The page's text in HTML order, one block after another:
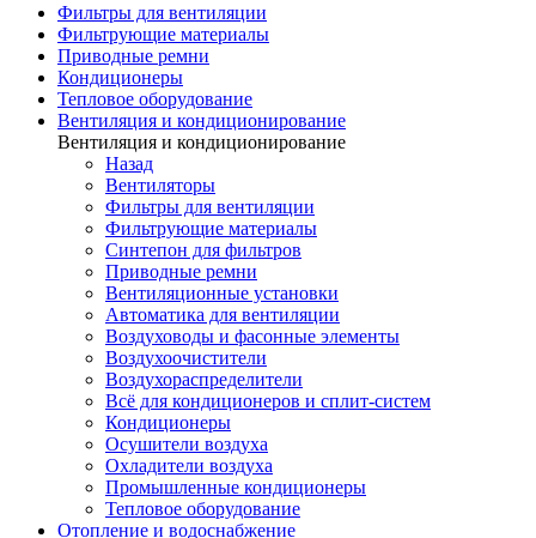
Фильтры для вентиляции
Фильтрующие материалы
Приводные ремни
Кондиционеры
Тепловое оборудование
Вентиляция и кондиционирование
Вентиляция и кондиционирование
Назад
Вентиляторы
Фильтры для вентиляции
Фильтрующие материалы
Синтепон для фильтров
Приводные ремни
Вентиляционные установки
Автоматика для вентиляции
Воздуховоды и фасонные элементы
Воздухоочистители
Воздухораспределители
Всё для кондиционеров и сплит-систем
Кондиционеры
Осушители воздуха
Охладители воздуха
Промышленные кондиционеры
Тепловое оборудование
Отопление и водоснабжение